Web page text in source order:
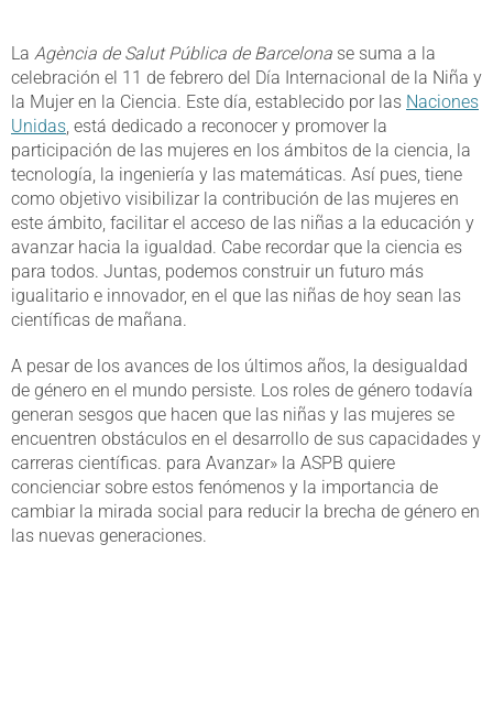
La Agència de Salut Pública de Barcelona se suma a la
celebración el 11 de febrero del Día Internacional de la Niña y
la Mujer en la Ciencia. Este día, establecido por las Naciones
Unidas, está dedicado a reconocer y promover la
participación de las mujeres en los ámbitos de la ciencia, la
tecnología, la ingeniería y las matemáticas. Así pues, tiene
como objetivo visibilizar la contribución de las mujeres en
este ámbito, facilitar el acceso de las niñas a la educación y
avanzar hacia la igualdad. Cabe recordar que la ciencia es
para todos. Juntas, podemos construir un futuro más
igualitario e innovador, en el que las niñas de hoy sean las
científicas de mañana.
A pesar de los avances de los últimos años, la desigualdad
de género en el mundo persiste. Los roles de género todavía
generan sesgos que hacen que las niñas y las mujeres se
encuentren obstáculos en el desarrollo de sus capacidades y
carreras científicas. para Avanzar» la ASPB quiere
concienciar sobre estos fenómenos y la importancia de
cambiar la mirada social para reducir la brecha de género en
las nuevas generaciones.